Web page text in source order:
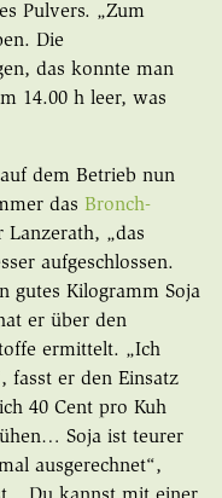
Pulvers. „Zum
Die
das konnte man
14.00 h leer, was
dem Betrieb nun
das Bronch-
Lanzerath, „das
aufgeschlossen.
gutes Kilogramm Soja
er über den
ermittelt. „Ich
fasst er den Einsatz
40 Cent pro Kuh
Soja ist teurer
ausgerechnet“,